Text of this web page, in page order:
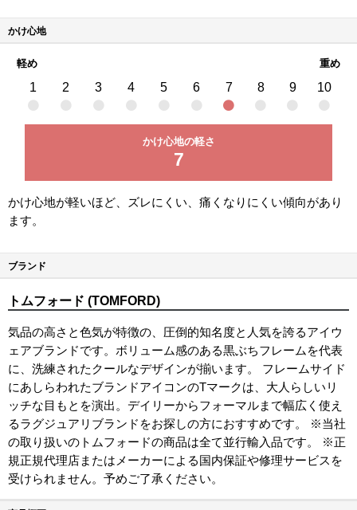
かけ心地
軽め 重め
1 2 3 4 5 6 7 8 9 10
かけ心地の軽さ
7
かけ心地が軽いほど、ズレにくい、痛くなりにくい傾向があり
ます。
ブランド
トムフォード (TOMFORD)
気品の高さと色気が特徴の、圧倒的知名度と人気を誇るアイウ
ェアブランドです。ボリューム感のある黒ぶちフレームを代表
に、洗練されたクールなデザインが揃います。 フレームサイド
にあしらわれたブランドアイコンのTマークは、大人らしいリ
ッチな目もとを演出。デイリーからフォーマルまで幅広く使え
るラグジュアリブランドをお探しの方におすすめです。 ※当社
の取り扱いのトムフォードの商品は全て並行輸入品です。 ※正
規正規代理店またはメーカーによる国内保証や修理サービスを
受けられません。予めご了承ください。